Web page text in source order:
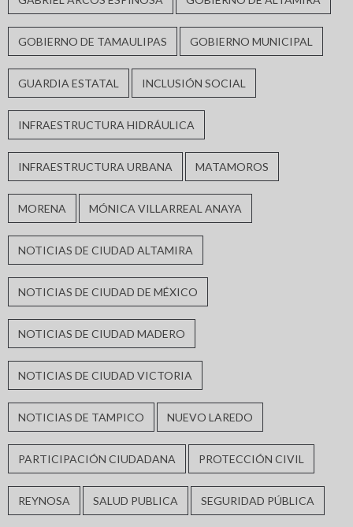
GOBIERNO DE TAMAULIPAS GOBIERNO MUNICIPAL
GUARDIA ESTATAL INCLUSIÓN SOCIAL
INFRAESTRUCTURA HIDRÁULICA
INFRAESTRUCTURA URBANA MATAMOROS
MORENA MÓNICA VILLARREAL ANAYA
NOTICIAS DE CIUDAD ALTAMIRA
NOTICIAS DE CIUDAD DE MÉXICO
NOTICIAS DE CIUDAD MADERO
NOTICIAS DE CIUDAD VICTORIA
NOTICIAS DE TAMPICO NUEVO LAREDO
PARTICIPACIÓN CIUDADANA PROTECCIÓN CIVIL
REYNOSA SALUD PUBLICA SEGURIDAD PÚBLICA